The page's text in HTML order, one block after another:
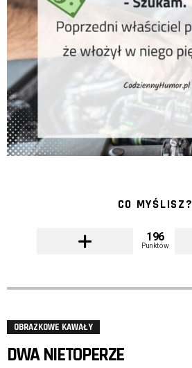
CO MYŚLISZ?
196
Punktów
OBRAZKOWE KAWAŁY
DWA NIETOPERZE